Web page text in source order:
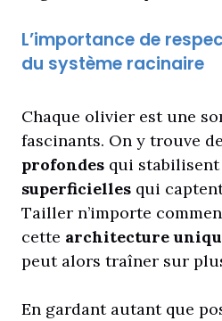
L’importance de
du système racinaire
Chaque olivier est une
fascinants. On y trouve
profondes qui stabilisent
superficielles qui
Tailler n’importe
cette architecture
peut alors traîner sur
En gardant autant que